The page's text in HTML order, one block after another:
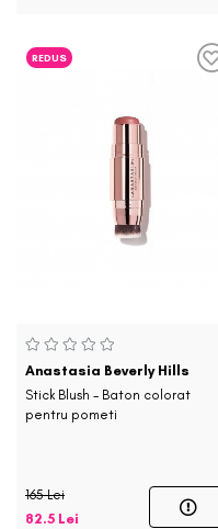
REDUS
Anastasia Beverly Hills
Stick Blush - Baton colorat
pentru pometi
165 Lei
82.5 Lei